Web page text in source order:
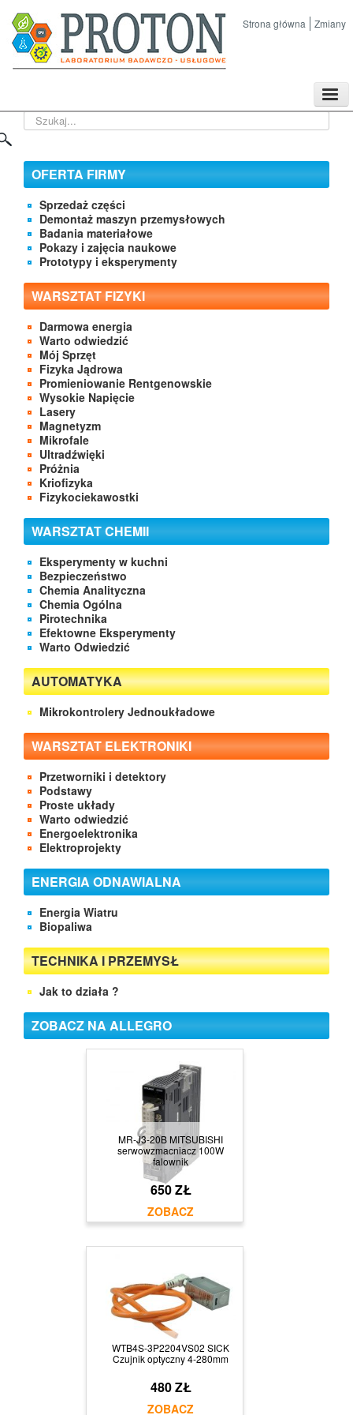
Strona główna Zmiany
Kontakt
Szukaj...
OFERTA FIRMY
Sprzedaż części
Demontaż maszyn przemysłowych
Badania materiałowe
Pokazy i zajęcia naukowe
Prototypy i eksperymenty
WARSZTAT FIZYKI
Darmowa energia
Warto odwiedzić
Mój Sprzęt
Fizyka Jądrowa
Promieniowanie Rentgenowskie
Wysokie Napięcie
Lasery
Magnetyzm
Mikrofale
Ultradźwięki
Próżnia
Kriofizyka
Fizykociekawostki
WARSZTAT CHEMII
Eksperymenty w kuchni
Bezpieczeństwo
Chemia Analityczna
Chemia Ogólna
Pirotechnika
Efektowne Eksperymenty
Warto Odwiedzić
AUTOMATYKA
Mikrokontrolery Jednoukładowe
WARSZTAT ELEKTRONIKI
Przetworniki i detektory
Podstawy
Proste układy
Warto odwiedzić
Energoelektronika
Elektroprojekty
ENERGIA ODNAWIALNA
Energia Wiatru
Biopaliwa
TECHNIKA I PRZEMYSŁ
Jak to działa ?
ZOBACZ NA ALLEGRO
MR-J3-20B MITSUBISHI
serwowzmacniacz 100W
falownik
650 ZŁ
WTB4S-3P2204VS02 SICK
Czujnik optyczny 4-280mm
480 ZŁ